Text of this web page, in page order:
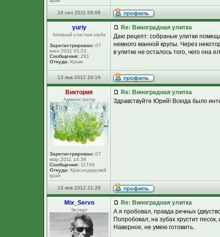
19 сен 2011 09:06
yuriy
Активный участник клуба
Зарегистрирован: 07
июл 2011 01:01
Сообщения: 281
Откуда: Крым
Re: Виноградная улитка
Даю рецепт: собраные улитки
немного манной крупы. Через
в улитке не осталось того, чего она
13 янв 2012 20:16
Виктория
Администратор
Зарегистрирован: 07
мар 2011 14:36
Сообщения: 11746
Откуда: Краснодарский
край
Re: Виноградная улитка
Здравствуйте Юрий! Всегда было
13 янв 2012 21:28
Mix_Servo
Эксперт
Re: Виноградная улитка
А я пробовал, правда речных
Попробовал, на зубах хрустит
Наверное, не умею готовить.